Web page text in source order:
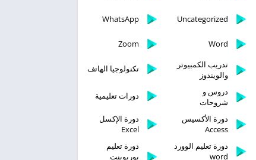
Uncategorized
WhatsApp
Word
Zoom
تدريب الكمبيوتر
والويندوز
تكنولوجيا الهاتف
دروس و
شروحات
دورات تعليمية
دورة الأكسيس
Access
دورة الإكسل
Excel
دورة تعليم الوورد
word
دورة تعليم
بوربوينت